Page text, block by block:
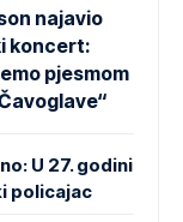
najavio
koncert:
pjesmom
U 27. godini
policajac